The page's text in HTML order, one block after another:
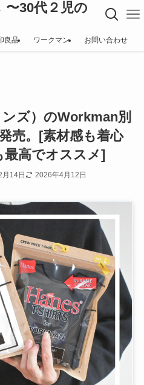
30代２児の
良品 ワークマン お問い合わせ
ズ）のWorkman別
売。[素材感も着心
高でオススメ]
14日 2026年4月12日